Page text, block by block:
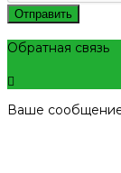
Отправить
Обратная связь
Ваше